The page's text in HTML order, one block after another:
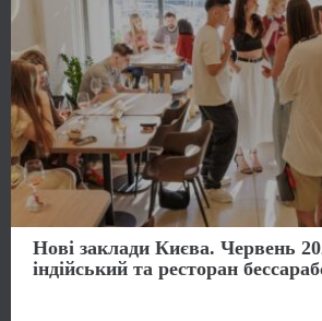
Нові заклади Києва. Червень
індійський та ресторан